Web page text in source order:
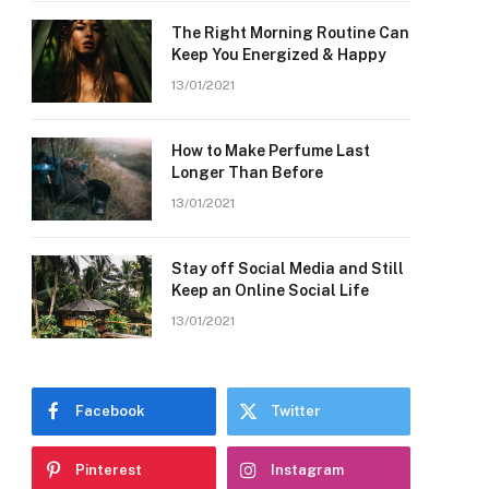
The Right Morning Routine Can
Keep You Energized & Happy
13/01/2021
How to Make Perfume Last
Longer Than Before
13/01/2021
Stay off Social Media and Still
Keep an Online Social Life
13/01/2021
Facebook Twitter
Pinterest Instagram